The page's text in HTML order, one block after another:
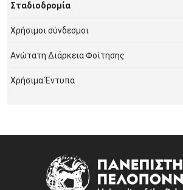
Σταδιοδρομία
Χρήσιμοι σύνδεσμοι
Ανώτατη Διάρκεια Φοίτησης
Χρήσιμα Έντυπα